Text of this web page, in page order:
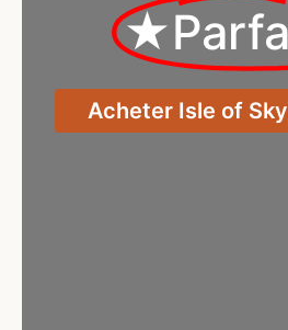
Acheter Isle of